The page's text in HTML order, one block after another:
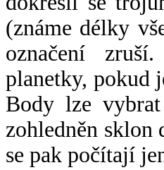
(známe délky
označení
planetky, pokud
Body lze
zohledněn
se pak počítají